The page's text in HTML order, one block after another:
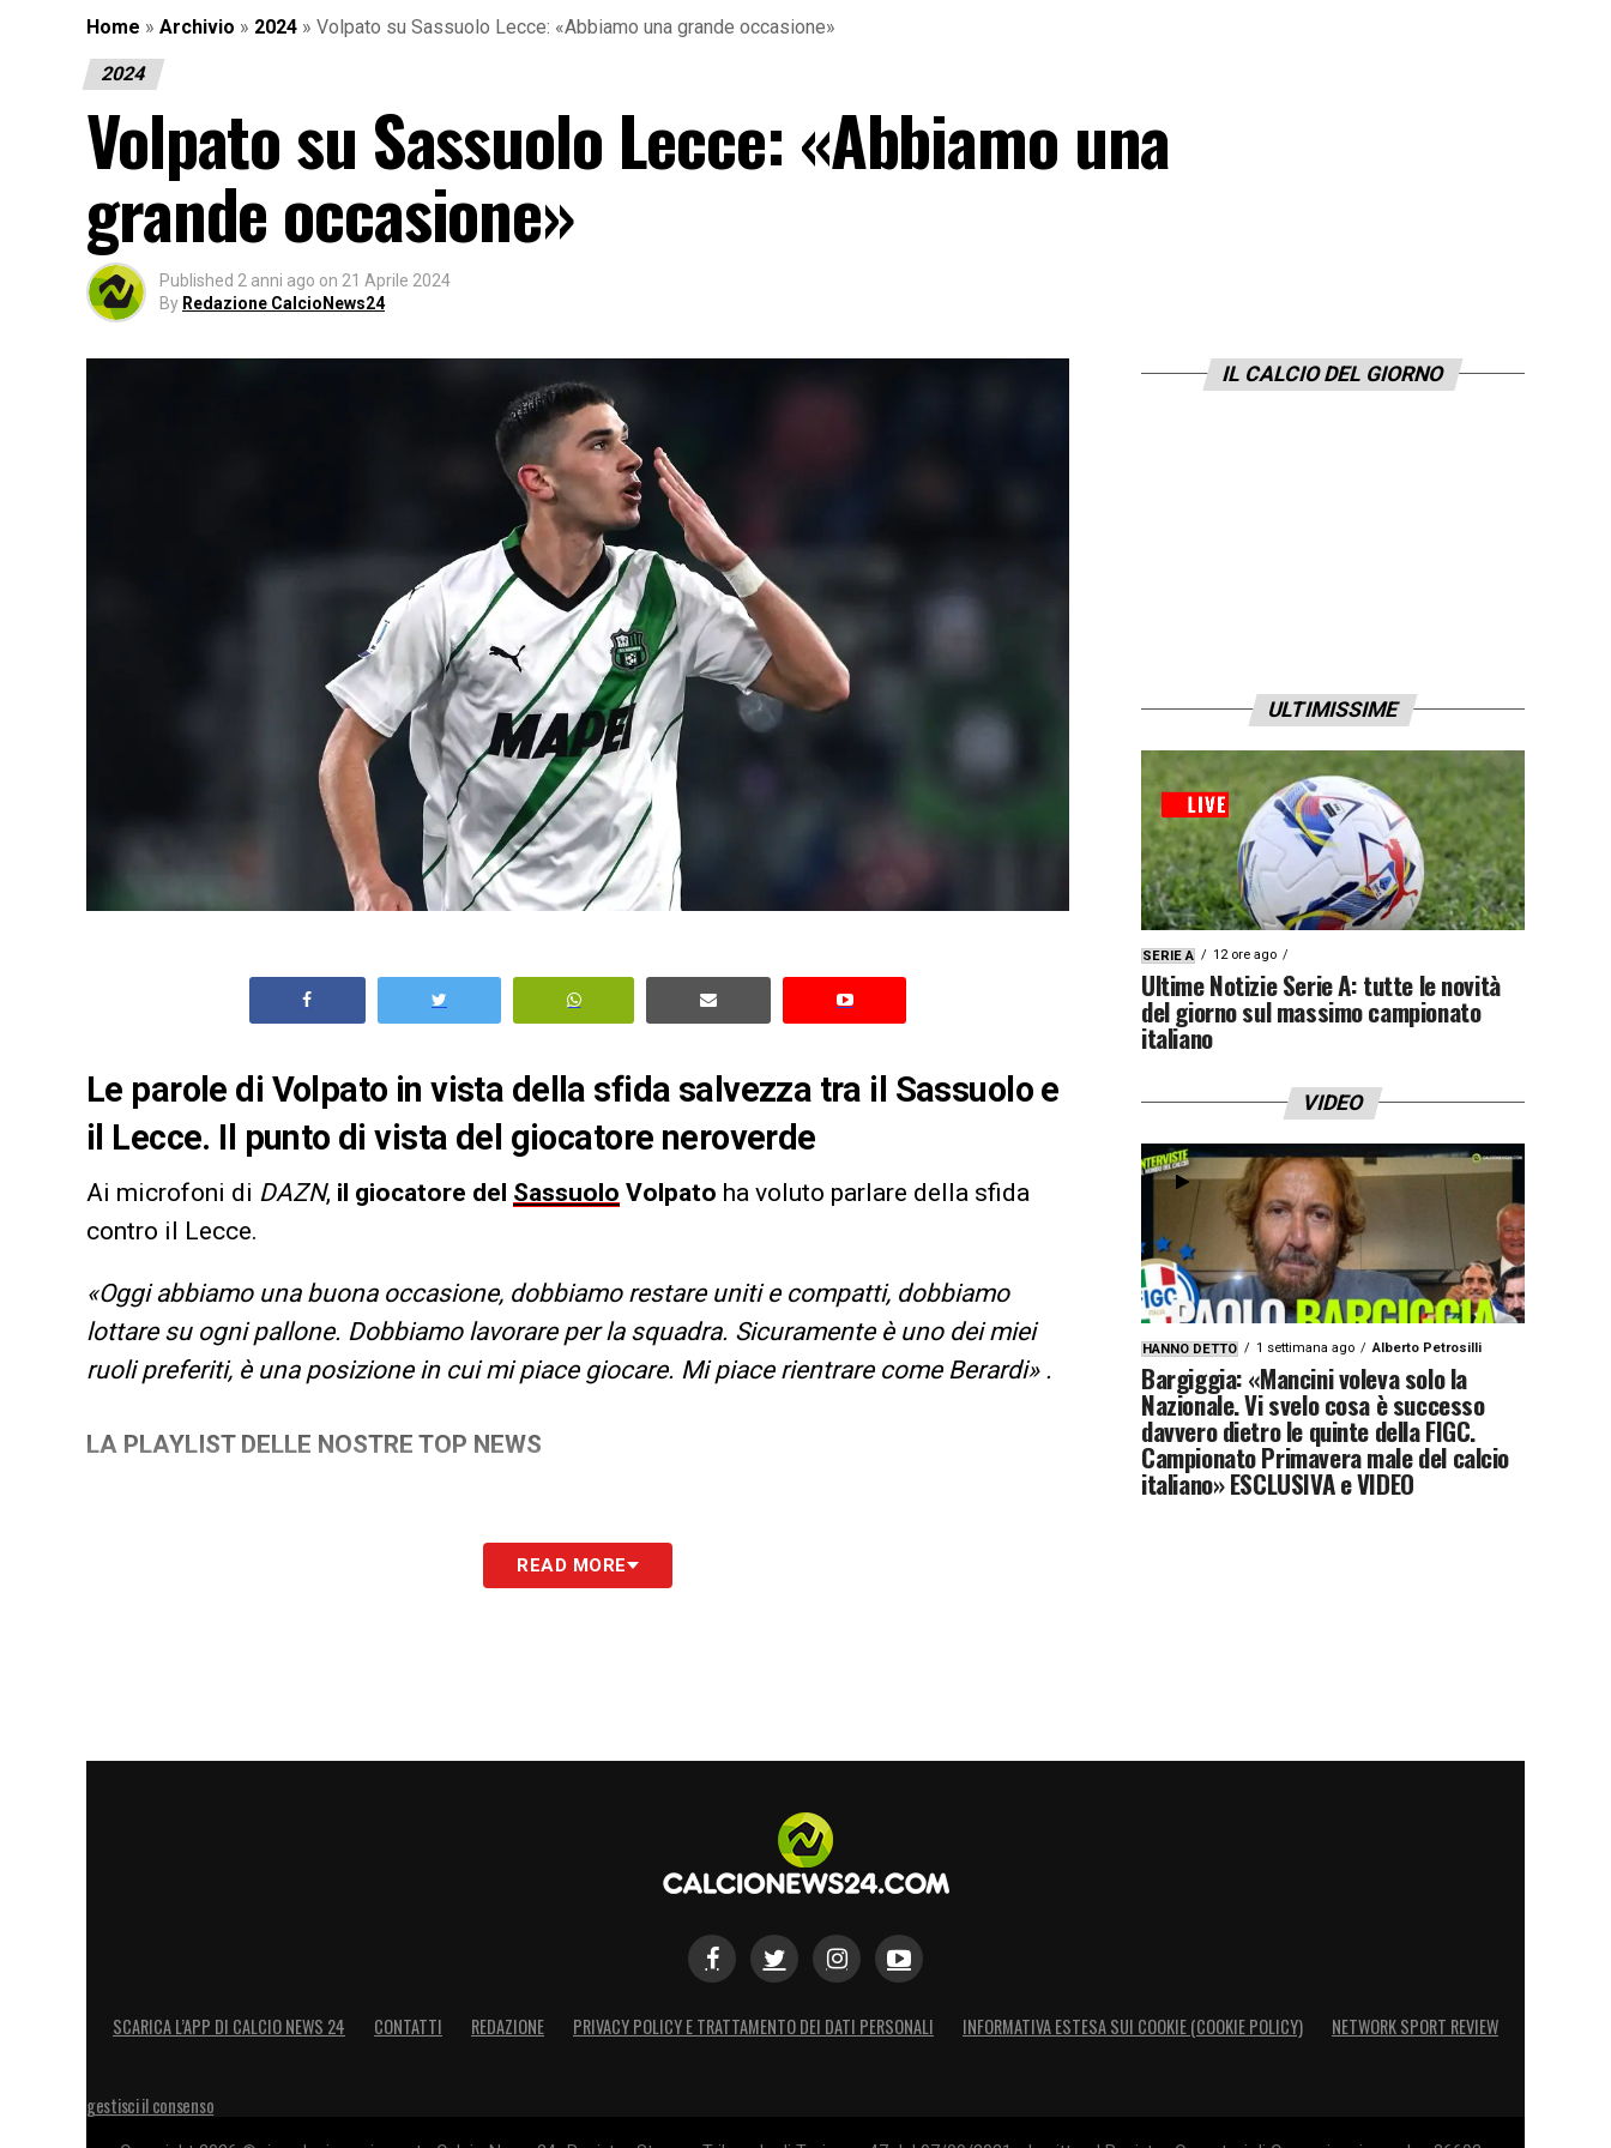
Home » Archivio » 2024 » Volpato su Sassuolo Lecce: «Abbiamo una grande occasione»
2024
Volpato su Sassuolo Lecce: «Abbiamo una
grande occasione»
Published 2 anni ago on 21 Aprile 2024
By Redazione CalcioNews24
Le parole di Volpato in vista della sfida salvezza tra il Sassuolo e
il Lecce. Il punto di vista del giocatore neroverde
Ai microfoni di DAZN, il giocatore del Sassuolo Volpato ha voluto parlare della sfida
contro il Lecce.
«Oggi abbiamo una buona occasione, dobbiamo restare uniti e compatti, dobbiamo
lottare su ogni pallone. Dobbiamo lavorare per la squadra. Sicuramente è uno dei miei
ruoli preferiti, è una posizione in cui mi piace giocare. Mi piace rientrare come Berardi» .
LA PLAYLIST DELLE NOSTRE TOP NEWS
READ MORE
IL CALCIO DEL GIORNO
ULTIMISSIME
SERIE A 12 ore ago
Ultime Notizie Serie A: tutte le novità
del giorno sul massimo campionato
italiano
VIDEO
HANNO DETTO 1 settimana ago Alberto Petrosilli
Bargiggia: «Mancini voleva solo la
Nazionale. Vi svelo cosa è successo
davvero dietro le quinte della FIGC.
Campionato Primavera male del calcio
italiano» ESCLUSIVA e VIDEO
SCARICA L’APP DI CALCIO NEWS 24 CONTATTI REDAZIONE PRIVACY POLICY E TRATTAMENTO DEI DATI PERSONALI INFORMATIVA ESTESA SUI COOKIE (COOKIE POLICY) NETWORK SPORT REVIEW
gestisci il consenso